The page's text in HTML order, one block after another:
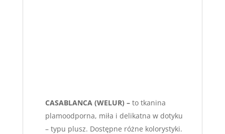
CASABLANCA (WELUR) –to tkanina
plamoodporna, miła i delikatna w dotyku
– typu plusz. Dostępne różne kolorystyki.